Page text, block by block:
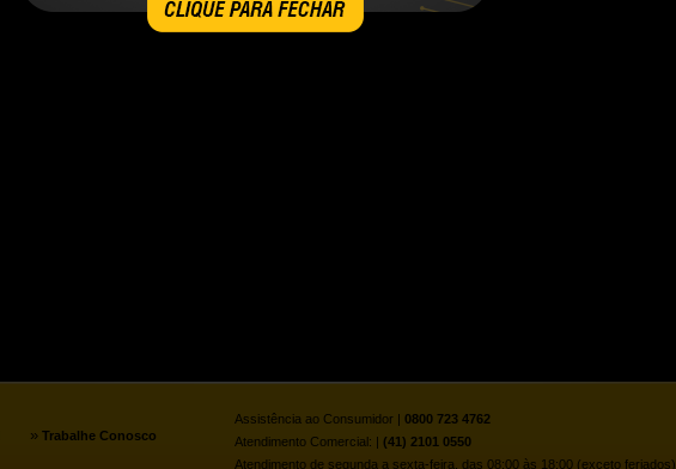
CLIQUE PARA FECHAR
» Trabalhe Conosco
Assistência ao Consumidor | 0800 723 4762
Atendimento Comercial: | (41) 2101 0550
Atendimento de segunda a sexta-feira, das 08:00 às 18:00 (exceto feriados)